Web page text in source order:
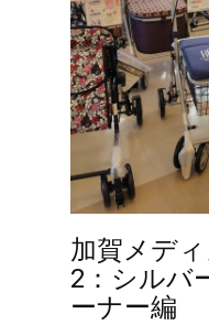
加賀メデ
2：シルバ
ーナー編